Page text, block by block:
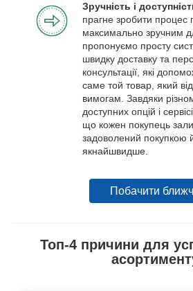
Зручність і
прагне зробити процес
максимально зручним
пропонуємо просту
швидку доставку та
консультації, які
саме той товар, який
вимогам. Завдяки
доступних опцій і
що кожен покупець
задоволений покупкою
якнайшвидше.
Побачити
Топ-4 причини для